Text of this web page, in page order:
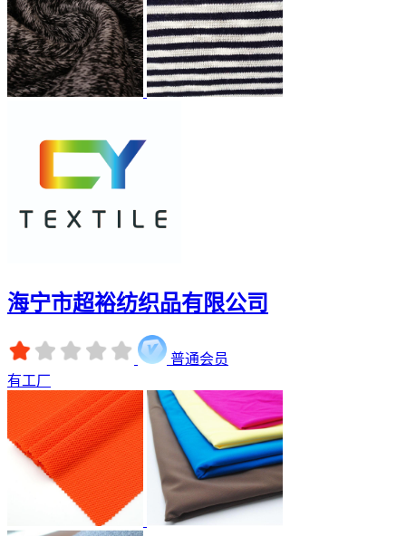
海宁市超裕纺织品有限公司
普通会员
有工厂